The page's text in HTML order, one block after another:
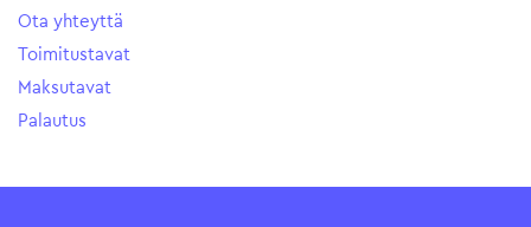
Ota yhteyttä
Toimitustavat
Maksutavat
Palautus